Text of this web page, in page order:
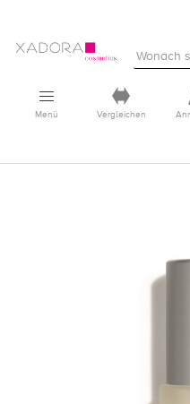
Menü Vergleichen